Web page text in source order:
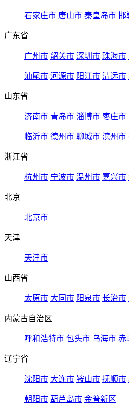
石家庄市 唐山市 秦皇岛市 邯
广东省
广州市 韶关市 深圳市 珠海市
汕尾市 河源市 阳江市 清远市
山东省
济南市 青岛市 淄博市 枣庄市
临沂市 德州市 聊城市 滨州市
浙江省
杭州市 宁波市 温州市 嘉兴市
北京
北京市
天津
天津市
山西省
太原市 大同市 阳泉市 长治市
内蒙古自治区
呼和浩特市 包头市 乌海市 赤
辽宁省
沈阳市 大连市 鞍山市 抚顺市
朝阳市 葫芦岛市 金普新区